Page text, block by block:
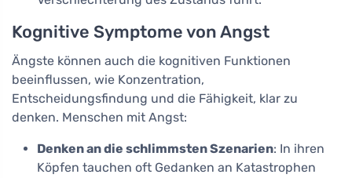
Kognitive Symptome von Angst
Ängste können auch die kognitiven Funktionen
beeinflussen, wie Konzentration,
Entscheidungsfindung und die Fähigkeit, klar zu
denken. Menschen mit Angst:
Denken an die schlimmsten Szenarien: In ihren
Köpfen tauchen oft Gedanken an Katastrophen